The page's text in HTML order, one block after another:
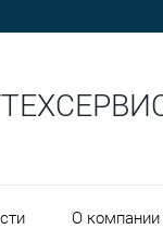
О компании